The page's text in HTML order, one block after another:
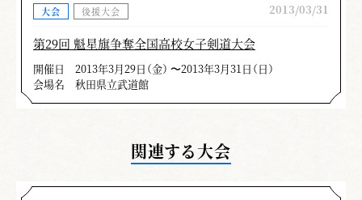
大会 後援大会 2013/03/31
第29回 魁星旗争奪全国高校女子剣道大会
開催日
2013年3月29日（金） 〜2013年3月31日（日）
会場名
秋田県立武道館
関連する大会